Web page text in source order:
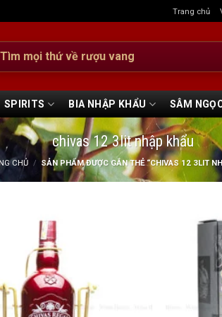
Trang chủ
SPIRITS BIA NHẬP KHẨU SÂM
chivas 12 3lit nhập khẩu
CHỦ / SẢN PHẨM ĐƯỢC GẮN THẺ “CHIVAS 12 3LIT